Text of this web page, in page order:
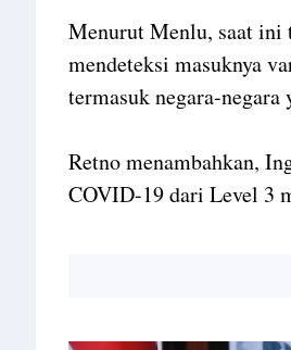
Menurut Menlu, saat ini
mendeteksi masuknya
termasuk negara-
Retno menambahkan,
COVID-19 dari Level 3